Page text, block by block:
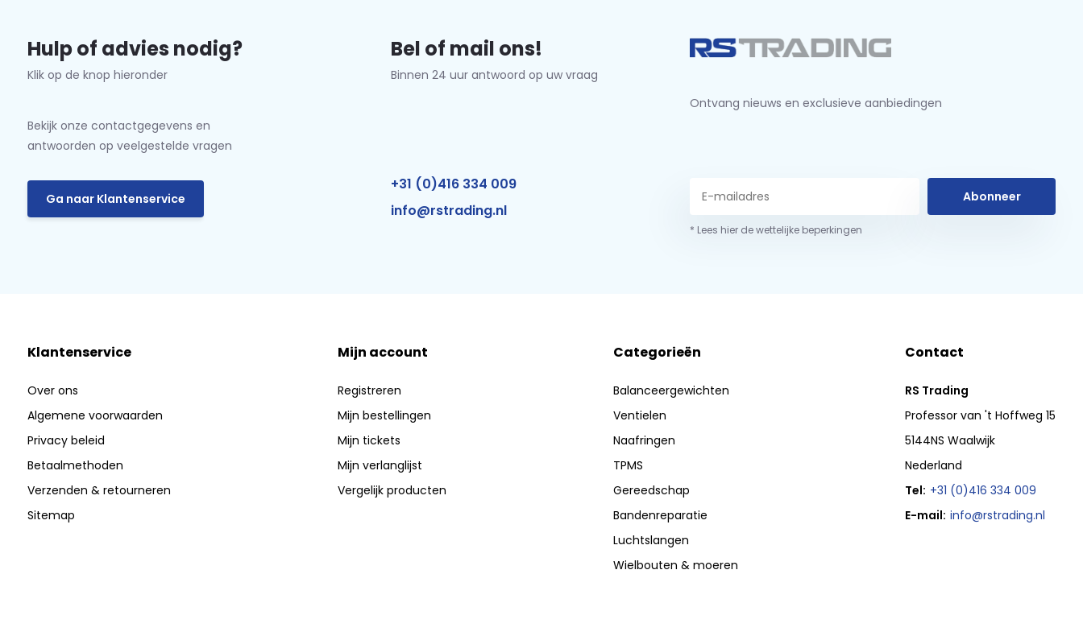
Hulp of advies nodig?
Klik op de knop hieronder
Bekijk onze contactgegevens en
antwoorden op veelgestelde vragen
Ga naar Klantenservice
Bel of mail ons!
Binnen 24 uur antwoord op uw vraag
+31 (0)416 334 009
info@rstrading.nl
Ontvang nieuws en exclusieve aanbiedingen
Abonneer
* Lees hier de wettelijke beperkingen
Klantenservice
Over ons
Algemene voorwaarden
Privacy beleid
Betaalmethoden
Verzenden & retourneren
Sitemap
Mijn account
Registreren
Mijn bestellingen
Mijn tickets
Mijn verlanglijst
Vergelijk producten
Categorieën
Balanceergewichten
Ventielen
Naafringen
TPMS
Gereedschap
Bandenreparatie
Luchtslangen
Wielbouten & moeren
Contact
RS Trading
Professor van 't Hoffweg 15
5144NS Waalwijk
Nederland
Tel: +31 (0)416 334 009
E-mail: info@rstrading.nl